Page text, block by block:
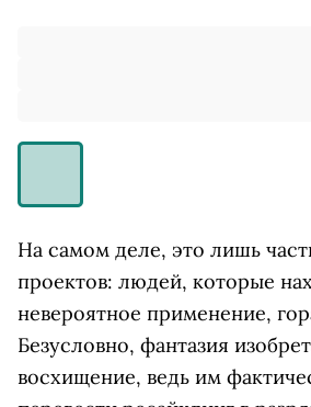
На самом деле, это лишь
проектов: людей, которые
невероятное применение,
Безусловно, фантазия
восхищение, ведь им